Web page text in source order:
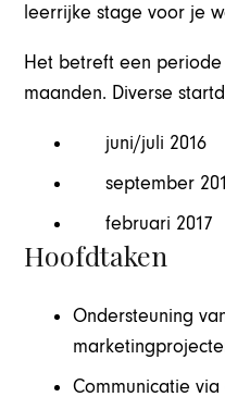
leerrijke stage voor je
Het betreft een
maanden. Diverse
juni/juli 2016
september
februari 2017
Hoofdtaken
Ondersteuning
Communicatie